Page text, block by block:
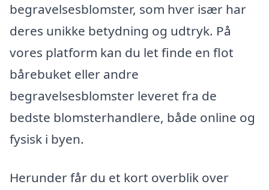
begravelsesblomster, som hver især har
deres unikke betydning og udtryk. På
vores platform kan du let finde en flot
bårebuket eller andre
begravelsesblomster leveret fra de
bedste blomsterhandlere, både online og
fysisk i byen.
Herunder får du et kort overblik over